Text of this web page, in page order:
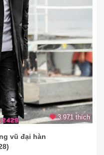
3.971 thích
vũ đại hàn